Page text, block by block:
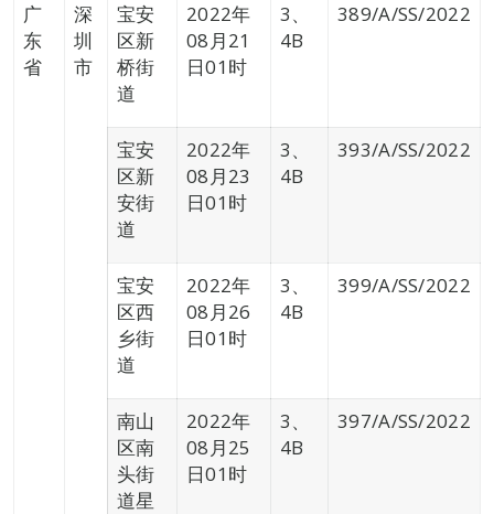
广
东
省
深
圳
市
宝安
区新
桥街
道
2022年
08月21
日01时
3、
4B
389/A/SS/2022
宝安
区新
安街
道
2022年
08月23
日01时
3、
4B
393/A/SS/2022
宝安
区西
乡街
道
2022年
08月26
日01时
3、
4B
399/A/SS/2022
南山
区南
头街
道星
2022年
08月25
日01时
3、
4B
397/A/SS/2022